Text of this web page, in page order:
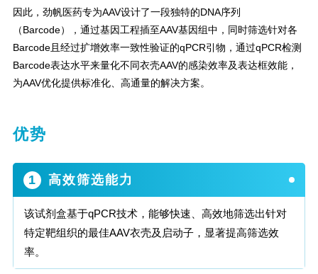
因此，劲帆医药专为AAV设计了一段独特的DNA序列
（Barcode），通过基因工程插至AAV基因组中，同时筛选针对各
Barcode且经过扩增效率一致性验证的qPCR引物，通过qPCR检测
Barcode表达水平来量化不同衣壳AAV的感染效率及表达框效能，
为AAV优化提供标准化、高通量的解决方案。
优势
1 高效筛选能力
该试剂盒基于qPCR技术，能够快速、高效地筛选出针对
特定靶组织的最佳AAV衣壳及启动子，显著提高筛选效
率。